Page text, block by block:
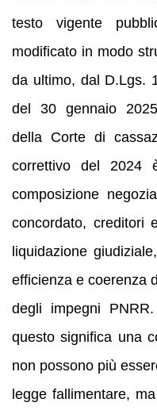
testo vigente
modificato in modo
da ultimo, dal D.Lgs.
del 30 gennaio
della Corte di
correttivo del 2024
composizione
concordato, creditori
liquidazione
efficienza e coerenza
degli impegni
questo significa una
non possono più
legge fallimentare,